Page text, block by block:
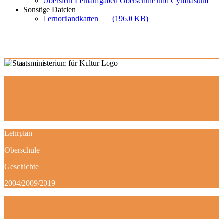
Sonstige Dateien
Lernortlandkarten
(196.0 KB)
Lehrplan
Oberschule
Geschichte
2004/2009/2019